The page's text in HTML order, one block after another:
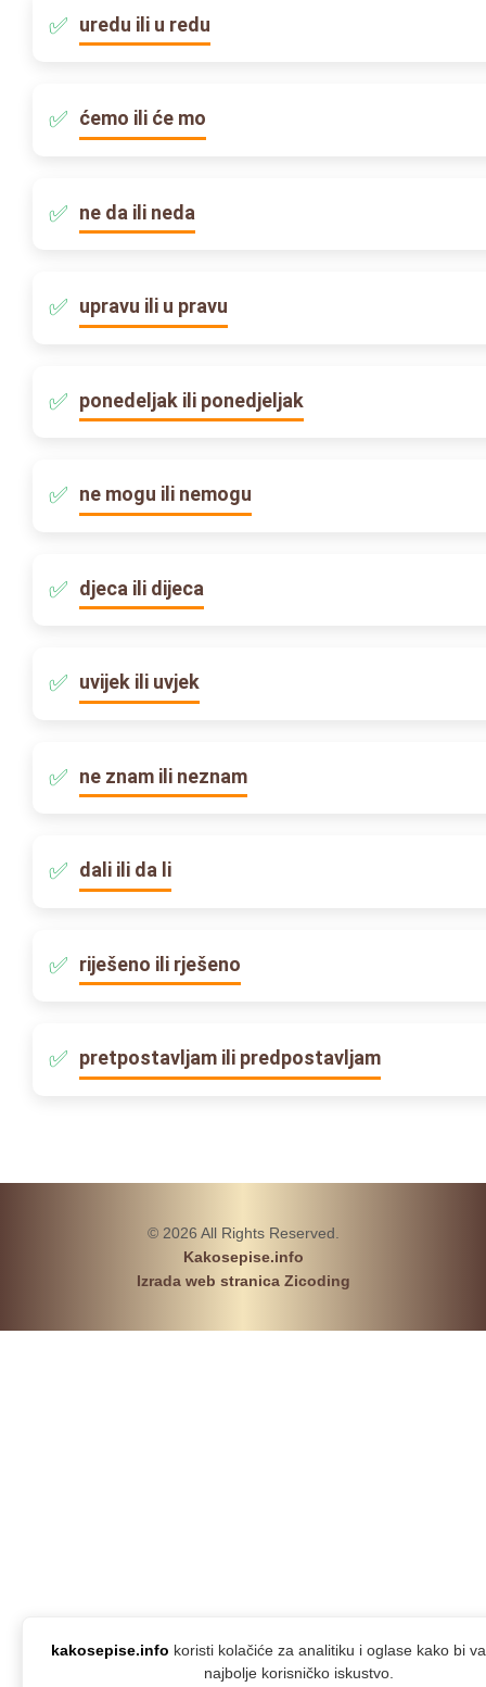
uredu ili u redu
ćemo ili će mo
ne da ili neda
upravu ili u pravu
ponedeljak ili ponedjeljak
ne mogu ili nemogu
djeca ili dijeca
uvijek ili uvjek
ne znam ili neznam
dali ili da li
riješeno ili rješeno
pretpostavljam ili predpostavljam
© 2026 All Rights Reserved.
Kakosepise.info
Izrada web stranica Zicoding
kakosepise.info koristi kolačiće za analitiku i oglase kako bi
najbolje korisničko iskustvo.